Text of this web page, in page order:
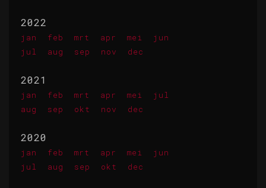
2022
jan feb mrt apr mei
jun
jul
aug sep nov dec
2021
jan feb mrt apr mei
jul
aug
sep okt nov dec
2020
jan feb mrt apr mei
jun
jul
aug sep okt dec